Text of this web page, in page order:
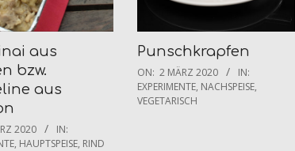
aus
bzw.
aus
2020
IN:
, HAUPTSPEISE, RIND
Punschkrapfen
2020-
03-
02
ON: 2 MÄRZ 2020
IN:
EXPERIMENTE, NACHSPEISE,
VEGETARISCH